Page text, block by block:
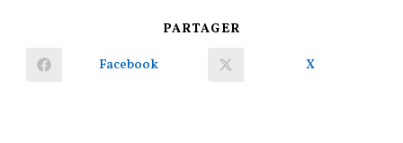
PARTAGER
Ouvrir
Facebook Ouvrir
X